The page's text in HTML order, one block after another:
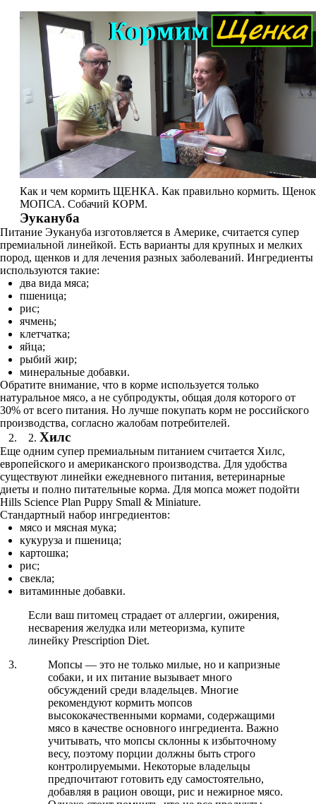
Как и чем кормить ЩЕНКА. Как правильно кормить. Щенок
МОПСА. Собачий КОРМ.
Эукануба
Питание Эукануба изготовляется в Америке, считается супер
премиальной линейкой. Есть варианты для крупных и мелких
пород, щенков и для лечения разных заболеваний. Ингредиенты
используются такие:
два вида мяса;
пшеница;
рис;
ячмень;
клетчатка;
яйца;
рыбий жир;
минеральные добавки.
Обратите внимание, что в корме используется только
натуральное мясо, а не субпродукты, общая доля которого от
30% от всего питания. Но лучше покупать корм не российского
производства, согласно жалобам потребителей.
Хилс
Еще одним супер премиальным питанием считается Хилс,
европейского и американского производства. Для удобства
существуют линейки ежедневного питания, ветеринарные
диеты и полно питательные корма. Для мопса может подойти
Hills Science Plan Puppy Small & Miniature.
Стандартный набор ингредиентов:
мясо и мясная мука;
кукуруза и пшеница;
картошка;
рис;
свекла;
витаминные добавки.
Если ваш питомец страдает от аллергии, ожирения,
несварения желудка или метеоризма, купите
линейку Prescription Diet.
Мопсы — это не только милые, но и капризные
собаки, и их питание вызывает много
обсуждений среди владельцев. Многие
рекомендуют кормить мопсов
высококачественными кормами, содержащими
мясо в качестве основного ингредиента. Важно
учитывать, что мопсы склонны к избыточному
весу, поэтому порции должны быть строго
контролируемыми. Некоторые владельцы
предпочитают готовить еду самостоятельно,
добавляя в рацион овощи, рис и нежирное мясо.